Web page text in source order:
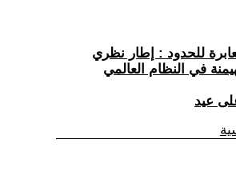
للحدود : إطار نظري
في النظام العالمي
عيد